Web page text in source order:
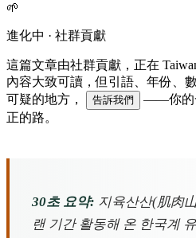
🌱
進化中 · 社群貢獻
這篇文章由社群貢獻，正在
內容大致可讀，但引語、年份、
可疑的地方，
告訴我們
——你的
正的路。
30초 요약: 지육산산(肌肉
랜 기간 활동해 온 한국계